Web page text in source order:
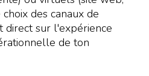
des canaux de
direct sur l'expérience
de ton